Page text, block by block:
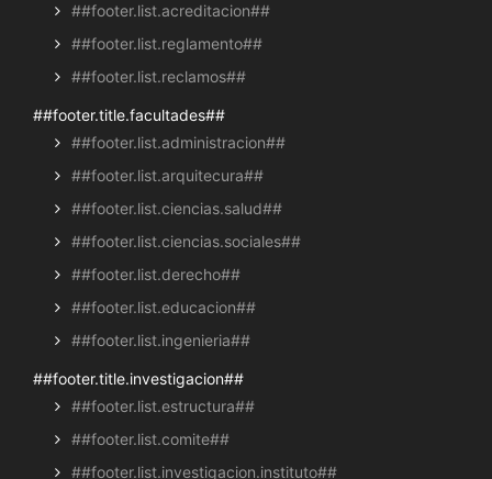
##footer.list.acreditacion##
##footer.list.reglamento##
##footer.list.reclamos##
##footer.title.facultades##
##footer.list.administracion##
##footer.list.arquitecura##
##footer.list.ciencias.salud##
##footer.list.ciencias.sociales##
##footer.list.derecho##
##footer.list.educacion##
##footer.list.ingenieria##
##footer.title.investigacion##
##footer.list.estructura##
##footer.list.comite##
##footer.list.investigacion.instituto##